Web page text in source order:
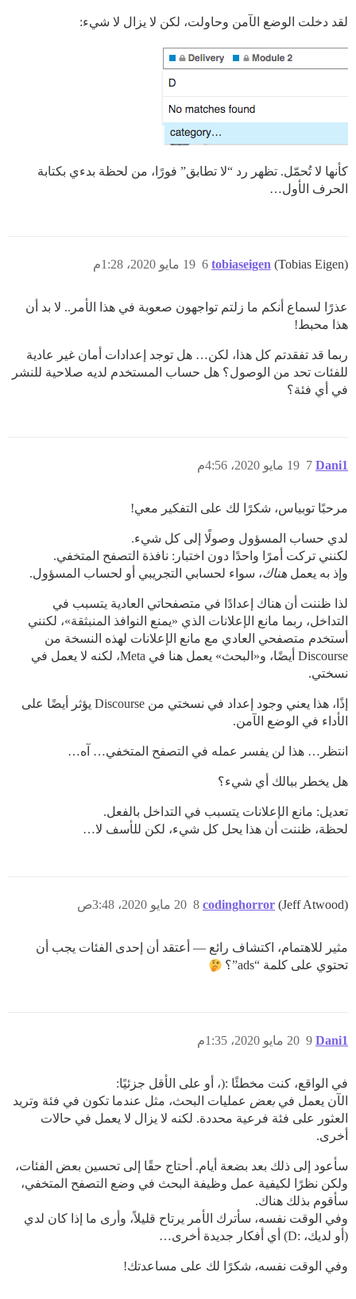
لقد دخلت الوضع الآمن وحاولت، لكن لا يزال لا شيء:
كأنها لا تُحمّل. تظهر رد “لا تطابق” فورًا، من لحظة بدءي بكتابة
الحرف الأول…
tobiaseigen (Tobias Eigen) 19 مايو 2020، 1:28م 6
عذرًا لسماع أنكم ما زلتم تواجهون صعوبة في هذا الأمر.. لا بد أن
هذا محبط!
ربما قد تفقدتم كل هذا، لكن… هل توجد إعدادات أمان غير عادية
للفئات تحد من الوصول؟ هل حساب المستخدم لديه صلاحية للنشر
في أي فئة؟
Dani1 19 مايو 2020، 4:56م 7
مرحبًا توبياس، شكرًا لك على التفكير معي!
لدي حساب المسؤول وصولًا إلى كل شيء.
لكنني تركت أمرًا واحدًا دون اختبار: نافذة التصفح المتخفي.
وإذ به يعمل هناك، سواء لحسابي التجريبي أو لحساب المسؤول.
لذا ظننت أن هناك إعدادًا في متصفحاتي العادية يتسبب في
التداخل، ربما مانع الإعلانات الذي «يمنع النوافذ المنبثقة»، لكنني
أستخدم متصفحي العادي مع مانع الإعلانات لهذه النسخة من
Discourse أيضًا، و«البحث» يعمل هنا في Meta، لكنه لا يعمل في
نسختي.
إذًا، هذا يعني وجود إعداد في نسختي من Discourse يؤثر أيضًا على
الأداء في الوضع الآمن.
انتظر… هذا لن يفسر عمله في التصفح المتخفي… آه…
هل يخطر ببالك أي شيء؟
تعديل: مانع الإعلانات يتسبب في التداخل بالفعل.
لحظة، ظننت أن هذا يحل كل شيء، لكن للأسف لا…
codinghorror (Jeff Atwood) 20 مايو 2020، 3:48ص 8
مثير للاهتمام، اكتشاف رائع — أعتقد أن إحدى الفئات يجب أن
تحتوي على كلمة “ads”؟
Dani1 20 مايو 2020، 1:35م 9
في الواقع، كنت مخطئًا :(، أو على الأقل جزئيًا:
الآن يعمل في بعض عمليات البحث، مثل عندما تكون في فئة وتريد
العثور على فئة فرعية محددة. لكنه لا يزال لا يعمل في حالات
أخرى.
سأعود إلى ذلك بعد بضعة أيام. أحتاج حقًا إلى تحسين بعض الفئات،
ولكن نظرًا لكيفية عمل وظيفة البحث في وضع التصفح المتخفي،
سأقوم بذلك هناك.
وفي الوقت نفسه، سأترك الأمر يرتاح قليلاً، وأرى ما إذا كان لدي
(أو لديك، :D) أي أفكار جديدة أخرى…
وفي الوقت نفسه، شكرًا لك على مساعدتك!